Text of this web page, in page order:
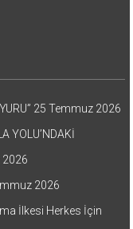
25 Temmuz 2026
YOLU’NDAKİ
2026
2026
İlkesi Herkes İçin